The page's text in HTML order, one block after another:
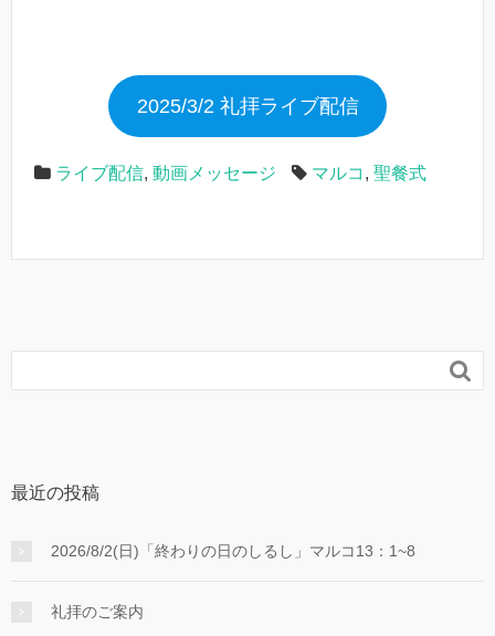
2025/3/2 礼拝ライブ配信
ライブ配信, 動画メッセージ マルコ , 聖餐式

最近の投稿
2026/8/2(日)「終わりの日のしるし」マルコ13：1~8
礼拝のご案内